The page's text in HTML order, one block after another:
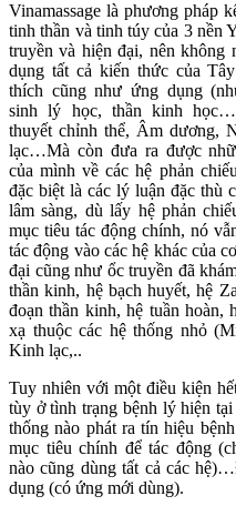
Vinamassage là phương pháp
tinh thần và tinh túy của 3 nền
truyền và hiện đại, nên không
dụng tất cả kiến thức của
thích cũng như ứng dụng
sinh lý học, thần kinh
thuyết chỉnh thể, Âm dương,
lạc…Mà còn đưa ra được
của mình về các hệ phản
đặc biệt là các lý luận đặc thù
lâm sàng, dù lấy hệ phản
mục tiêu tác động chính, nó
tác động vào các hệ khác của
đại cũng như ổc truyền đã
thần kinh, hệ bạch huyết, hệ
đoạn thần kinh, hệ tuần hoàn,
xạ thuộc các hệ thống nhỏ
Kinh lạc,..
Tuy nhiên với một điều kiện
tùy ở tình trạng bệnh lý hiện tại
thống nào phát ra tín hiệu
mục tiêu chính để tác động
nào cũng dùng tất cả các
dụng (có ứng mới dùng).